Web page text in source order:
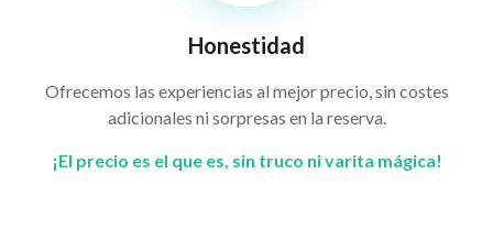
Honestidad
Ofrecemos las experiencias al mejor precio, sin costes
adicionales ni sorpresas en la reserva.
¡El precio es el que es, sin truco ni varita mágica!